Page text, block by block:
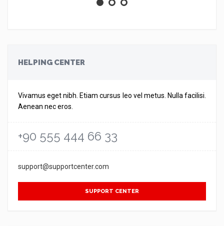
HELPING CENTER
Vivamus eget nibh. Etiam cursus leo vel metus. Nulla facilisi.
Aenean nec eros.
+90 555 444 66 33
support@supportcenter.com
SUPPORT CENTER